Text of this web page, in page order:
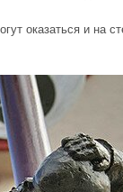
оказаться и на